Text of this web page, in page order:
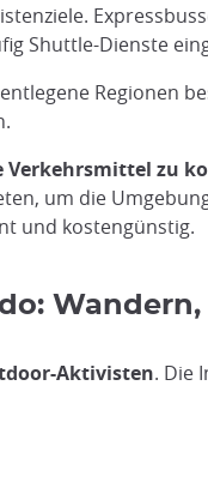
Shuttle-Dienste
Regionen
Verkehrsmittel zu
um die
und kostengünstig.
Aktivisten. Die